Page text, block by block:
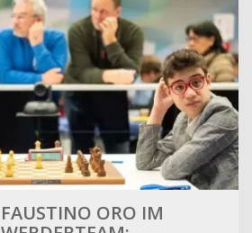
FAUSTINO ORO IM